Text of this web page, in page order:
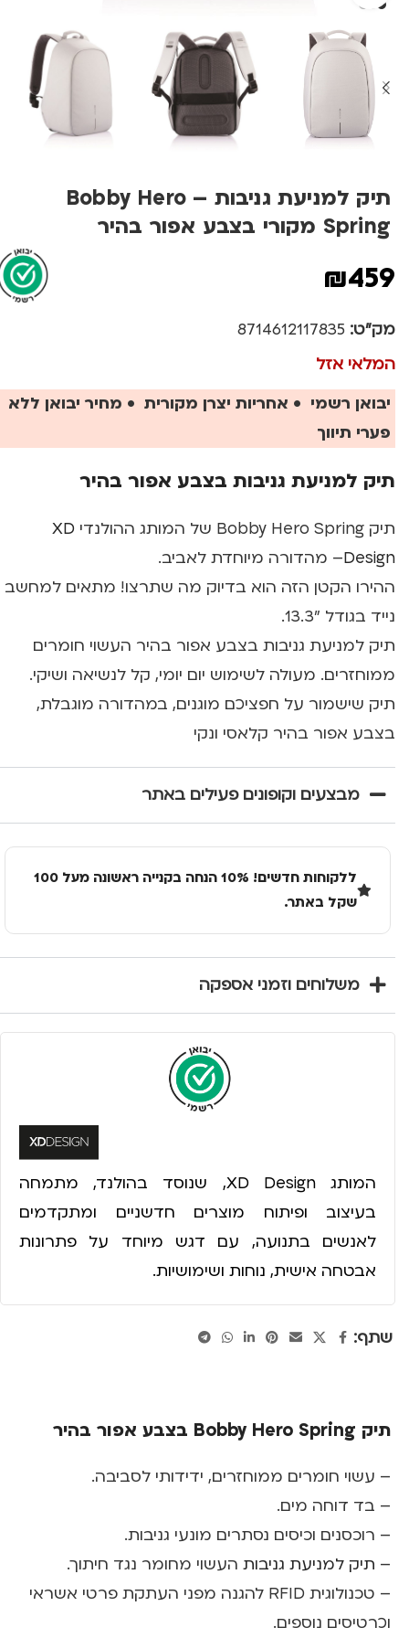
תיק למניעת גניבות – Bobby Hero
Spring מקורי בצבע אפור בהיר
₪459
מק"ט: 8714612117835
המלאי אזל
יבואן רשמי • אחריות יצרן מקורית • מחיר יבואן ללא
פערי תיווך
תיק למניעת גניבות בצבע אפור בהיר
תיק Bobby Hero Spring של המותג ההולנדי
XD
Design– מהדורה מיוחדת לאביב.
ההירו הקטן הזה הוא בדיוק מה שתרצו! מתאים למחשב
נייד בגודל "13.3.
תיק למניעת גניבות בצבע אפור בהיר העשוי חומרים
ממוחזרים. מעולה לשימוש יום יומי, קל לנשיאה ושיקי.
תיק שישמור על חפציכם מוגנים, במהדורה מוגבלת,
בצבע אפור בהיר קלאסי ונקי
מבצעים וקופונים פעילים באתר
ללקוחות חדשים! 10% הנחה בקנייה ראשונה מעל 100
שקל באתר.
משלוחים וזמני אספקה
המותג XD Design, שנוסד בהולנד, מתמחה
בעיצוב ופיתוח מוצרים חדשניים ומתקדמים
לאנשים בתנועה, עם דגש מיוחד על פתרונות
אבטחה אישית, נוחות ושימושיות.
שתף:
תיק Bobby Hero Spring בצבע אפור בהיר
– עשוי חומרים ממוחזרים, ידידותי לסביבה.
– בד דוחה מים.
– רוכסנים וכיסים נסתרים מונעי גניבות.
– תיק למניעת גניבות העשוי מחומר נגד חיתוך.
– טכנולוגית RFID להגנה מפני העתקת פרטי אשראי
וכרטיסים נוספים.